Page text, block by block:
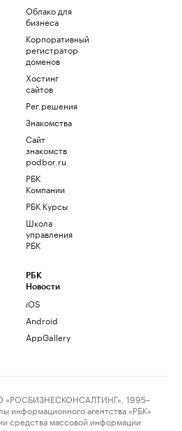
Облако для
бизнеса
Корпоративный
регистратор
доменов
Хостинг
сайтов
Рег.решения
Знакомства
Сайт
знакомств
podbor.ru
РБК
Компании
РБК Курсы
Школа
управления
РБК
РБК
Новости
iOS
Android
AppGallery
1995–
информационного агентства «РБК»
средства массовой информации